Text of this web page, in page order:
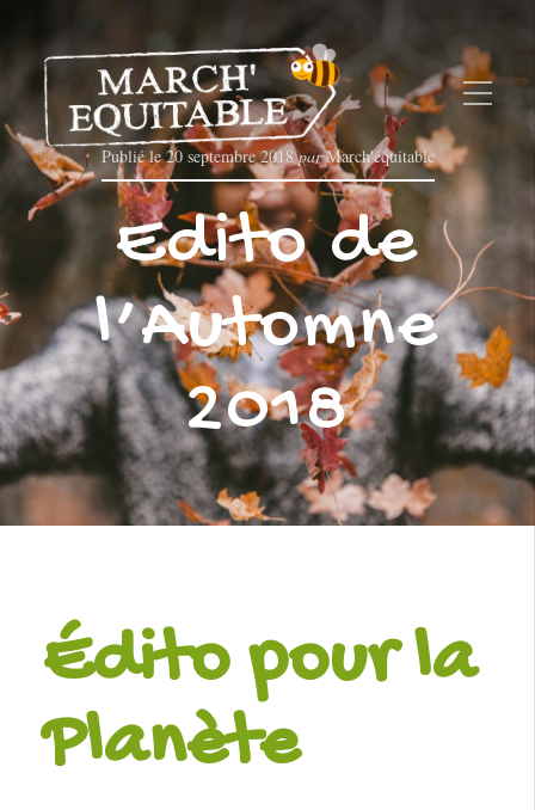
Publié le20 septembre 2018parMarch'équitable
Edito de
l’Automne
2018
Édito pour la
Planète